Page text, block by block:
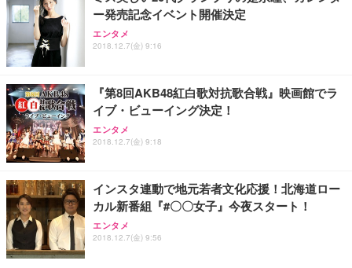
ー発売記念イベント開催決定
エンタメ
2018.12.7(金) 9:16
『第8回AKB48紅白歌対抗歌合戦』映画館でラ
イブ・ビューイング決定！
エンタメ
2018.12.7(金) 9:18
インスタ連動で地元若者文化応援！北海道ロー
カル新番組『#〇〇女子』今夜スタート！
エンタメ
2018.12.7(金) 9:56